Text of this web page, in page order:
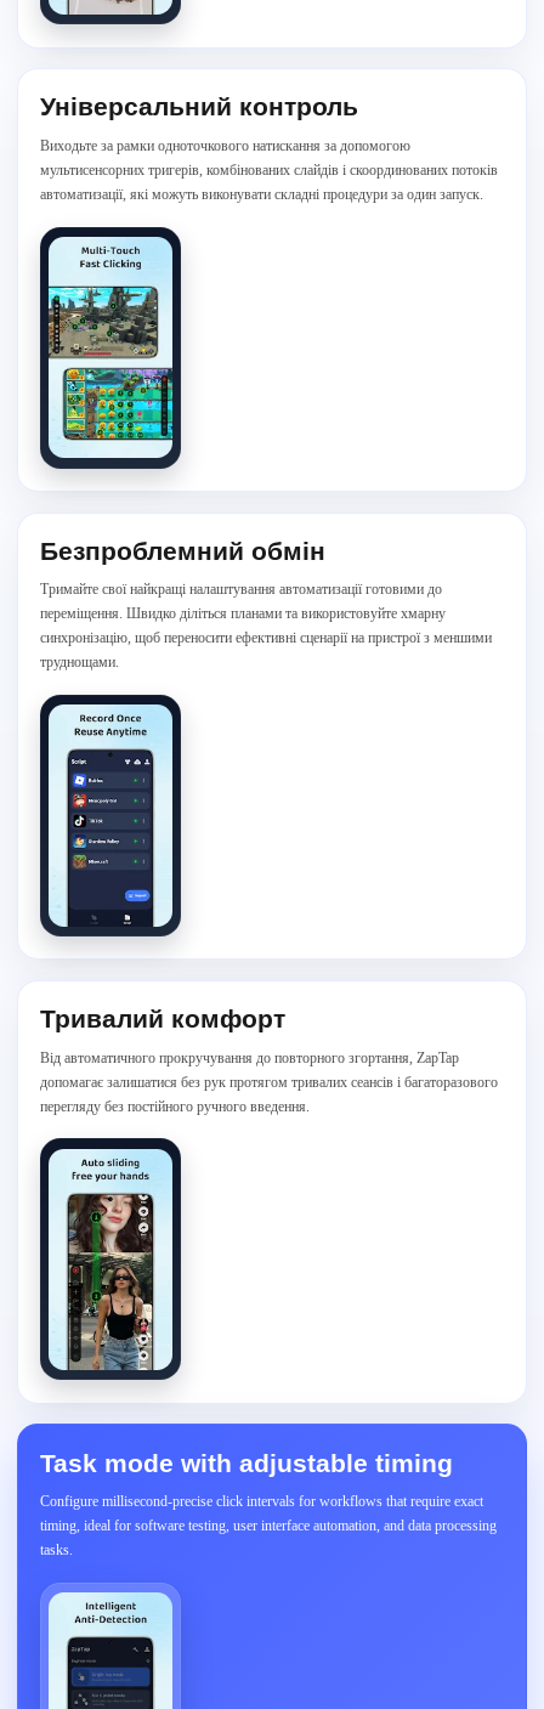
Універсальний контроль
Виходьте за рамки одноточкового натискання за допомогою
мультисенсорних тригерів, комбінованих слайдів і скоординованих потоків
автоматизації, які можуть виконувати складні процедури за один запуск.
Безпроблемний обмін
Тримайте свої найкращі налаштування автоматизації готовими до
переміщення. Швидко діліться планами та використовуйте хмарну
синхронізацію, щоб переносити ефективні сценарії на пристрої з меншими
труднощами.
Тривалий комфорт
Від автоматичного прокручування до повторного згортання, ZapTap
допомагає залишатися без рук протягом тривалих сеансів і багаторазового
перегляду без постійного ручного введення.
Task mode with adjustable timing
Configure millisecond-precise click intervals for workflows that require exact
timing, ideal for software testing, user interface automation, and data processing
tasks.